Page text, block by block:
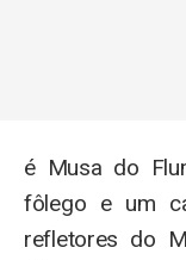
é Musa do
fôlego e um
refletores do